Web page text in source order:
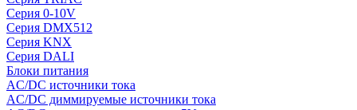
Серия 0-10V
Серия DMX512
Серия KNX
Серия DALI
Блоки питания
AC/DC источники тока
AC/DC диммируемые источники тока